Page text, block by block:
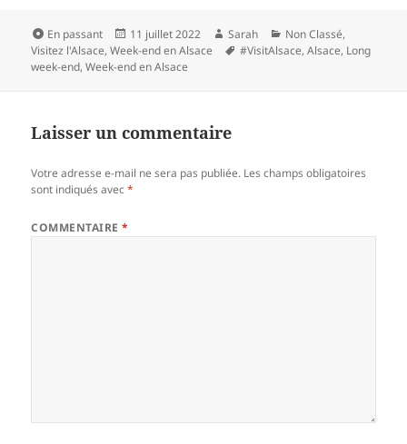
Format
En passant
Publié
le
11 juillet 2022 Auteur
Sarah Catégories
Non Classé,
Visitez l'Alsace,Week-end en Alsace
Mots-
#VisitAlsace,Alsace, Long
week-end,Week-end en Alsace
Laisser un commentaire
Votre adresse e-mail ne sera pas publiée. Les champs obligatoires
sont indiqués avec*
COMMENTAIRE*